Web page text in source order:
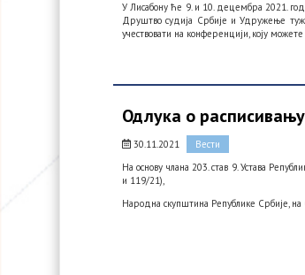
У Лисабону ће 9. и 10. децембра 2021.
Друштво судија Србије и Удружење
учествовати на конференцији, коју
Одлука о
30.11.2021
Вести
На основу члана 203. став 9. Устава
и 119/21),
Народна скупштина Републике Србије, на